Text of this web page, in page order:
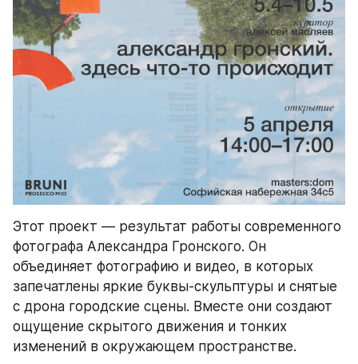
Этот проект — результат работы современного
фотографа Александра Гронского. Он
объединяет фотографию и видео, в которых
запечатлены яркие буквы-скульптуры и снятые
с дрона городские сцены. Вместе они создают
ощущение скрытого движения и тонких
изменений в окружающем пространстве.